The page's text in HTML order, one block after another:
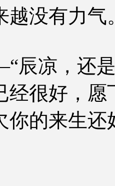
越没有力气
凉，还是
经很好，
你的来生